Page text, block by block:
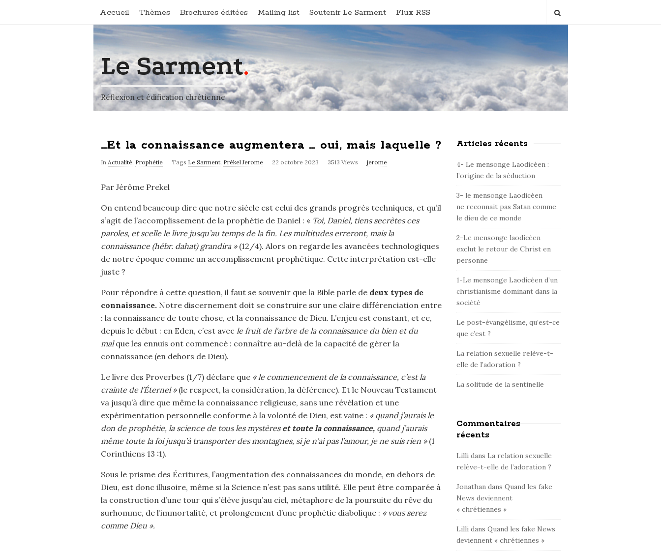
Accueil Thèmes Brochures éditées Mailing list Soutenir Le Sarment Flux RSS
Le Sarment.
Réflexion et édification chrétienne
…Et la connaissance augmentera … oui, mais laquelle ?
In Actualité, Prophétie Tags Le Sarment, Prékel Jerome 22 octobre 2023 3513 Views jerome
Par Jérôme Prekel
On entend beaucoup dire que notre siècle est celui des grands progrès techniques, et qu’il
s’agit de l’accomplissement de la prophétie de Daniel : «Toi, Daniel, tiens secrètes ces
paroles, et scelle le livre jusqu’au temps de la fin. Les multitudes erreront, mais la
connaissance (hébr. dahat) grandira »(12/4). Alors on regarde les avancées technologiques
de notre époque comme un accomplissement prophétique. Cette interprétation est-elle
juste ?
Pour répondre à cette question, il faut se souvenir que la Bible parle de deux types de
connaissance.Notre discernement doit se construire sur une claire différenciation entre
: la connaissance de toute chose, et la connaissance de Dieu. L’enjeu est constant, et ce,
depuis le début : en Eden, c’est avec le fruit de l’arbre de la connaissance du bien et du
malque les ennuis ont commencé : connaître au-delà de la capacité de gérer la
connaissance (en dehors de Dieu).
Le livre des Proverbes (1/7) déclare que « le commencement de la connaissance, c’est la
crainte de l’Éternel »(le respect, la considération, la déférence). Et le Nouveau Testament
va jusqu’à dire que même la connaissance religieuse, sans une révélation et une
expérimentation personnelle conforme à la volonté de Dieu, est vaine : « quand j’aurais le
don de prophétie, la science de tous les mystères et toute la connaissance,quand j’aurais
même toute la foi jusqu’à transporter des montagnes, si je n’ai pas l’amour, je ne suis rien »(1
Corinthiens 13 :1).
Sous le prisme des Écritures, l’augmentation des connaissances du monde, en dehors de
Dieu, est donc illusoire, même si la Science n’est pas sans utilité. Elle peut être comparée à
la construction d’une tour qui s’élève jusqu’au ciel, métaphore de la poursuite du rêve du
surhomme, de l’immortalité, et prolongement d’une prophétie diabolique : « vous serez
comme Dieu ».
S
t
S
i
d
e
b
a
Articles récents
4- Le mensonge Laodicéen :
l’origine de la séduction
3- le mensonge Laodicéen
ne reconnait pas Satan comme
le dieu de ce monde
2-Le mensonge laodicéen
exclut le retour de Christ en
personne
1-Le mensonge Laodicéen d’un
christianisme dominant dans la
société
Le post-évangélisme, qu’est-ce
que c’est ?
La relation sexuelle relève-t-
elle de l’adoration ?
La solitude de la sentinelle
Commentaires
récents
Lilli dans La relation sexuelle
relève-t-elle de l’adoration ?
Jonathan dansQuand les fake
News deviennent
« chrétiennes »
Lilli dansQuand les fake News
deviennent « chrétiennes »